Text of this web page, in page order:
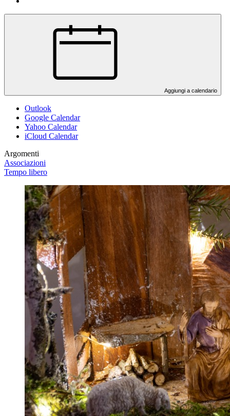
Aggiungi a calendario
Outlook
Google Calendar
Yahoo Calendar
iCloud Calendar
Argomenti
Associazioni
Tempo libero